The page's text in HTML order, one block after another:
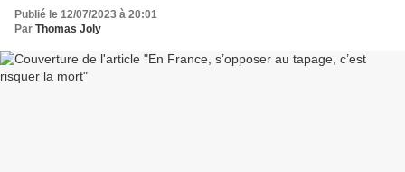
Publié le 12/07/2023 à 20:01
Par Thomas Joly